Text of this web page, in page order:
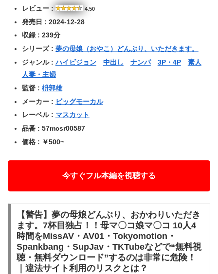
レビュー : 4.50
発売日 : 2024-12-28
収録 : 239分
シリーズ : 夢の母娘（おやこ）どんぶり、いただきます。
ジャンル :ハイビジョン 中出し ナンパ 3P・4P
素人
人妻・主婦
監督 : 枡郭雄
メーカー : ビッグモーカル
レーベル : マスカット
品番 : 57mcsr00587
価格 : ￥500~
今すぐフル本編を視聴する
【警告】夢の母娘どんぶり、おかわりいただき
ます。7杯目独占！！母マ〇コ娘マ〇コ 10人4
時間をMissAV・AV01・Tokyomotion・
Spankbang・SupJav・TKTubeなどで“無料視
聴・無料ダウンロード”するのは非常に危険！
｜違法サイト利用のリスクとは？